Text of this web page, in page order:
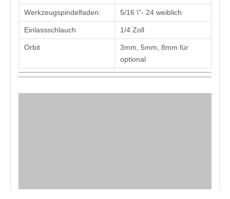
Werkzeugspindelfaden: 5/16 \"- 24 weiblich
Einlassschlauch 1/4 Zoll
Orbit
3mm, 5mm, 8mm für
optional